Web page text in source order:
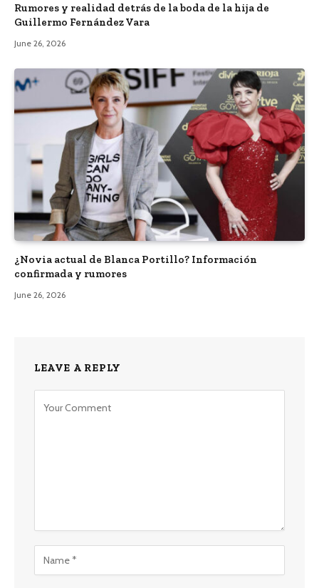
Rumores y realidad detrás de la boda de la hija de
Guillermo Fernández Vara
June 26, 2026
¿Novia actual de Blanca Portillo? Información
confirmada y rumores
June 26, 2026
LEAVE A REPLY